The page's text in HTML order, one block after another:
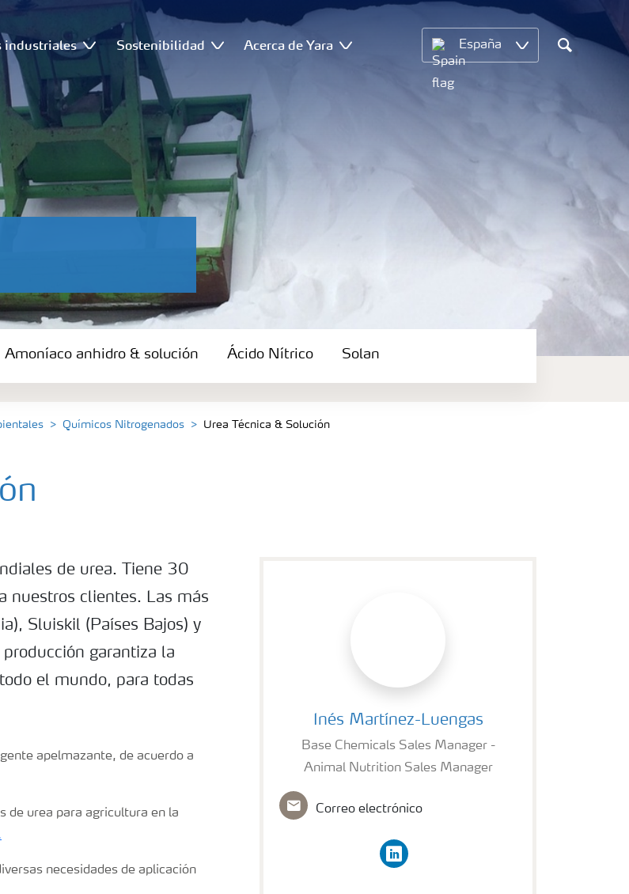
industriales Sostenibilidad Acerca de Yara España
Search
Amoníaco anhidro & solución Ácido Nítrico Solan
Químicos Nitrogenados Urea Técnica & Solución
de urea. Tiene 30
nuestros clientes. Las más
Sluiskil (Países Bajos) y
garantiza la
el mundo, para todas
apelmazante, de acuerdo a
de urea para agricultura en la
necesidades de aplicación
Inés Martínez-Luengas
Base Chemicals Sales Manager -
Animal Nutrition Sales Manager
Correo electrónico
linkedin